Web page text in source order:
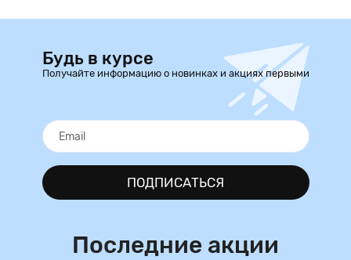
Будь в курсе
Получайте информацию о новинках и акциях первыми
ПОДПИСАТЬСЯ
Последние акции